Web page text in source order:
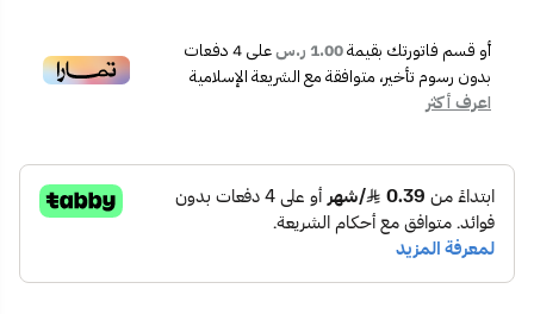
الخامة:بلاستيك قوي ومتين
الاستخدام:مناسب لأنظمة المياه الباردة
العلامة التجارية:
متوفر بعدة مقاساتتناسب مختلف المشاريع
أو قسم فاتورتك بقيمة1.00 ر.س على4دفعات
بدون رسوم تأخير، متوافقة مع الشريعة الإسلامية
اعرف أكثر